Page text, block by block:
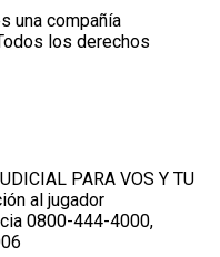
una compañía
los derechos
PARA VOS Y TU
al jugador
0800-444-4000,